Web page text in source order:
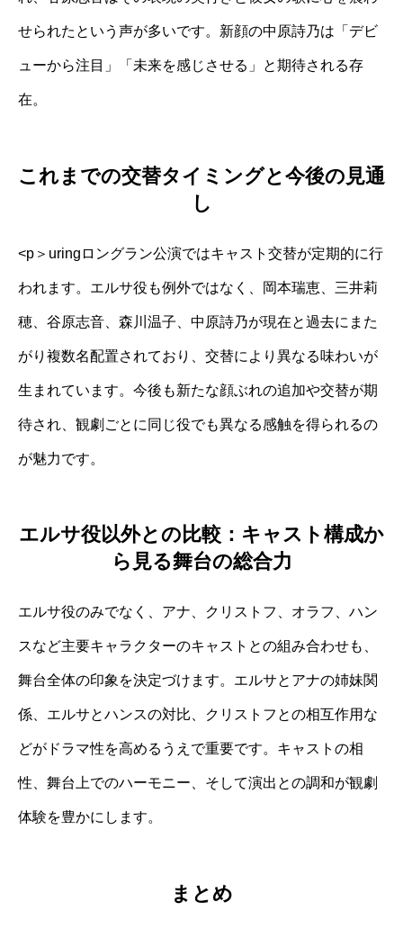
せられたという声が多いです。新顔の中原詩乃は「デビ
ューから注目」「未来を感じさせる」と期待される存
在。
これまでの交替タイミングと今後の見通
し
<p＞uringロングラン公演ではキャスト交替が定期的に行
われます。エルサ役も例外ではなく、岡本瑞恵、三井莉
穂、谷原志音、森川温子、中原詩乃が現在と過去にまた
がり複数名配置されており、交替により異なる味わいが
生まれています。今後も新たな顔ぶれの追加や交替が期
待され、観劇ごとに同じ役でも異なる感触を得られるの
が魅力です。
エルサ役以外との比較：キャスト構成か
ら見る舞台の総合力
エルサ役のみでなく、アナ、クリストフ、オラフ、ハン
スなど主要キャラクターのキャストとの組み合わせも、
舞台全体の印象を決定づけます。エルサとアナの姉妹関
係、エルサとハンスの対比、クリストフとの相互作用な
どがドラマ性を高めるうえで重要です。キャストの相
性、舞台上でのハーモニー、そして演出との調和が観劇
体験を豊かにします。
まとめ